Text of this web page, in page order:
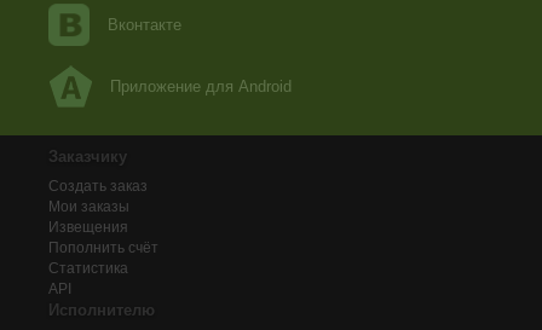
Вконтакте
Приложение для Android
Заказчику
Создать заказ
Мои заказы
Извещения
Пополнить счёт
Статистика
API
Исполнителю